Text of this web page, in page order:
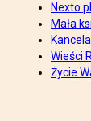
Nexto.pl
Mała
Wieści
Życie